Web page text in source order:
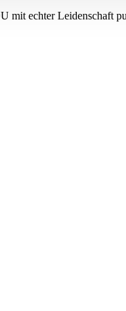
mit echter Leidenschaft